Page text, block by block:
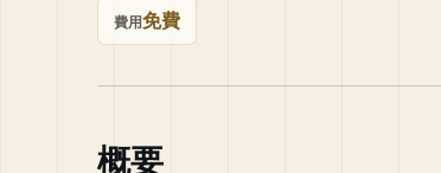
費用免費
概要